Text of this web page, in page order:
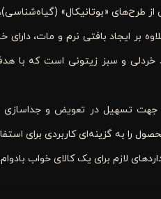
از طرح‌های «بوتانیکال»
بر ایجاد بافتی نرم و مات،
و سبز زیتونی است که با هدف
تسهیل در تعویض و جداسازی
را به گزینه‌ای کاربردی برای
لازم برای یک کالای خواب